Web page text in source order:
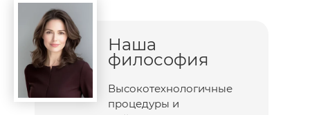
Наша
философия
Высокотехнологичные
процедуры и